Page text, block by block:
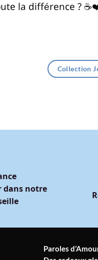
la différence ?
Collection
dans notre
Paroles